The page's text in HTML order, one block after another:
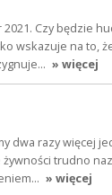
Czy będzie
wskazuje na to,
» więcej
dwa razy więcej
trudno
» więcej